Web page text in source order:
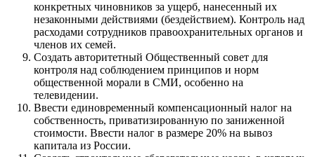
конкретных чиновников за ущерб, нанесенный их
незаконными действиями (бездействием). Контроль над
расходами сотрудников правоохранительных органов и
членов их семей.
Создать авторитетный Общественный совет для
контроля над соблюдением принципов и норм
общественной морали в СМИ, особенно на
телевидении.
Ввести единовременный компенсационный налог на
соб­ственность, приватизированную по заниженной
стоимости. Ввести налог в размере 20% на вывоз
капитала из России.